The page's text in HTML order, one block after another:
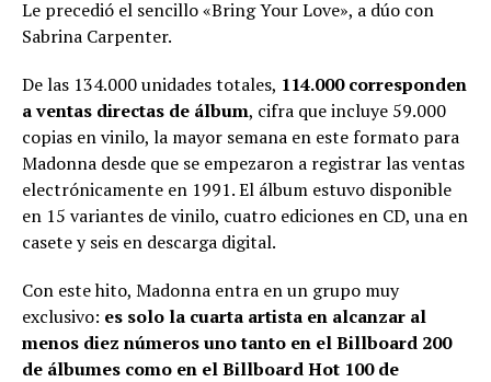
Le precedió el sencillo «Bring Your Love», a dúo con
Sabrina Carpenter.
De las 134.000 unidades totales, 114.000 corresponden
a ventas directas de álbum, cifra que incluye 59.000
copias en vinilo, la mayor semana en este formato para
Madonna desde que se empezaron a registrar las ventas
electrónicamente en 1991. El álbum estuvo disponible
en 15 variantes de vinilo, cuatro ediciones en CD, una en
casete y seis en descarga digital.
Con este hito, Madonna entra en un grupo muy
exclusivo: es solo la cuarta artista en alcanzar al
menos diez números uno tanto en el Billboard 200
de álbumes como en el Billboard Hot 100 de